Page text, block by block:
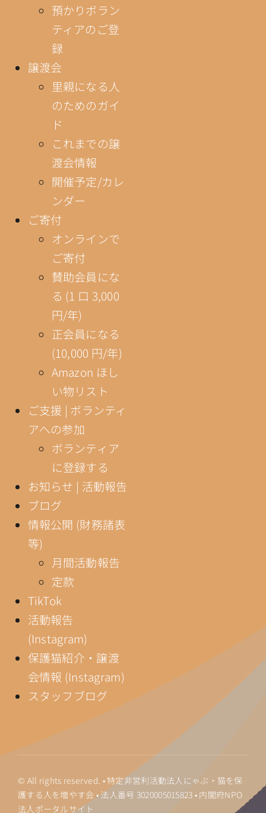
預かりボラン
ティアのご登
録
譲渡会
里親になる人
のためのガイ
ド
これまでの譲
渡会情報
開催予定/カレ
ンダー
ご寄付
オンラインで
ご寄付
賛助会員にな
る (1 口 3,000
円/年)
正会員になる
(10,000 円/年)
Amazon ほし
い物リスト
ご支援 | ボランティ
アへの参加
ボランティア
に登録する
お知らせ | 活動報告
ブログ
情報公開 (財務諸表
等)
月間活動報告
定款
TikTok
活動報告
(Instagram)
保護猫紹介・譲渡
会情報 (Instagram)
スタッフブログ
© All rights reserved. • 特定非営利活動法人にゃぶ・猫を保
護する人を増やす会 • 法人番号 3020005015823 • 内閣府NPO
法人ポータルサイト